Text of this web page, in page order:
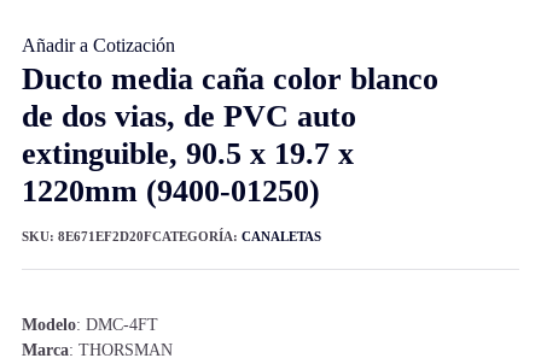
Ducto media caña color blanco
de dos vias, de PVC auto
extinguible, 90.5 x 19.7 x
1220mm (9400-01250)
Modelo: DMC-4FT
Marca: THORSMAN
Añadir a Cotización
SKU: 8E671EF2D20FCATEGORÍA: CANALETAS